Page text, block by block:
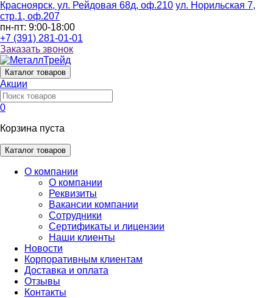
Красноярск, ул. Рейдовая 68д, оф.210 ул. Норильская 7,
стр.1, оф.207
пн-пт: 9:00-18:00
+7 (391) 281-01-01
Заказать звонок
Каталог товаров
Акции
0
Корзина пуста
Каталог товаров
О компании
О компании
Реквизиты
Вакансии компании
Сотрудники
Сертификаты и лицензии
Наши клиенты
Новости
Корпоративным клиентам
Доставка и оплата
Отзывы
Контакты